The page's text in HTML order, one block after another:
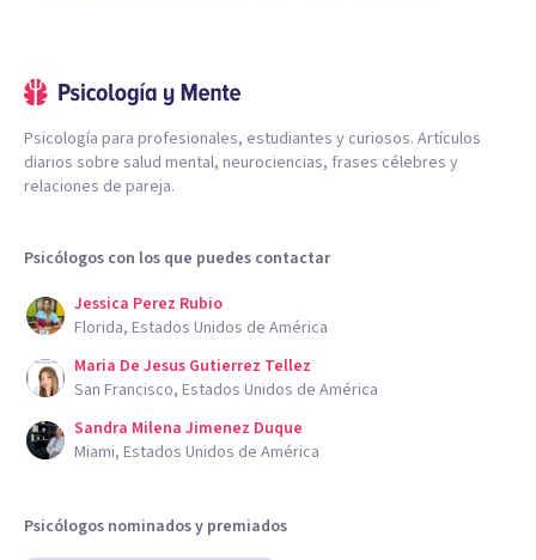
Psicología para profesionales, estudiantes y curiosos. Artículos
diarios sobre salud mental, neurociencias, frases célebres y
relaciones de pareja.
Psicólogos con los que puedes contactar
Jessica Perez Rubio
Florida, Estados Unidos de América
Maria De Jesus Gutierrez Tellez
San Francisco, Estados Unidos de América
Sandra Milena Jimenez Duque
Miami, Estados Unidos de América
Psicólogos nominados y premiados